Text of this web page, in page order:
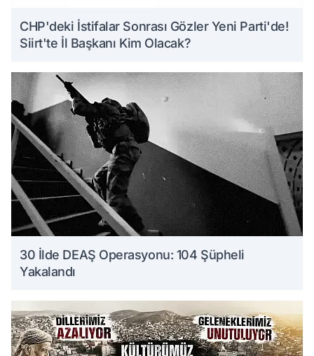
CHP'deki İstifalar Sonrası Gözler Yeni Parti'de!
Siirt'te İl Başkanı Kim Olacak?
30 İlde DEAŞ Operasyonu: 104 Şüpheli
Yakalandı